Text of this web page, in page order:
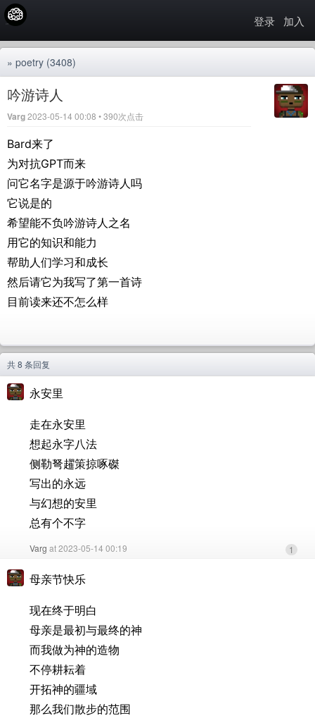
登录 加入
» poetry (3408)
吟游诗人
Varg2023-05-14 00:08 • 390次点击
Bard来了
为对抗GPT而来
问它名字是源于吟游诗人吗
它说是的
希望能不负吟游诗人之名
用它的知识和能力
帮助人们学习和成长
然后请它为我写了第一首诗
目前读来还不怎么样
共 8 条回复
永安里
走在永安里
想起永字八法
侧勒弩趯策掠啄磔
写出的永远
与幻想的安里
总有个不字
Varg at 2023-05-14 00:19 1
母亲节快乐
现在终于明白
母亲是最初与最终的神
而我做为神的造物
不停耕耘着
开拓神的疆域
那么我们散步的范围